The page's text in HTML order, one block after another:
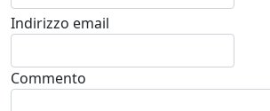
Indirizzo email
Commento